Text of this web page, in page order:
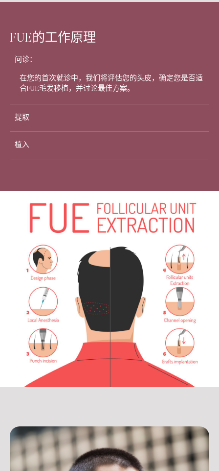
FUE的工作原理
问诊：
在您的首次就诊中，我们将评估您的头皮，确定您是否适
合FUE毛发移植，并讨论最佳方案。
提取
植入